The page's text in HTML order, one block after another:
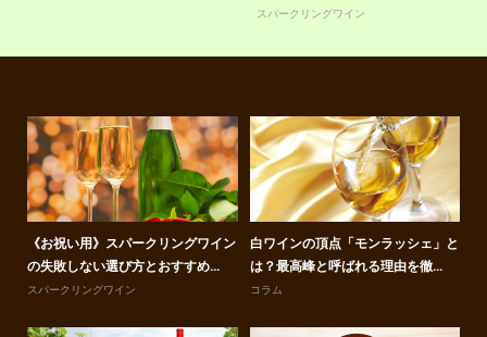
スパークリングワイン
《お祝い用》スパークリングワイン
の失敗しない選び方とおすすめ...
スパークリングワイン
白ワインの頂点「モンラッシェ」と
は？最高峰と呼ばれる理由を徹...
コラム